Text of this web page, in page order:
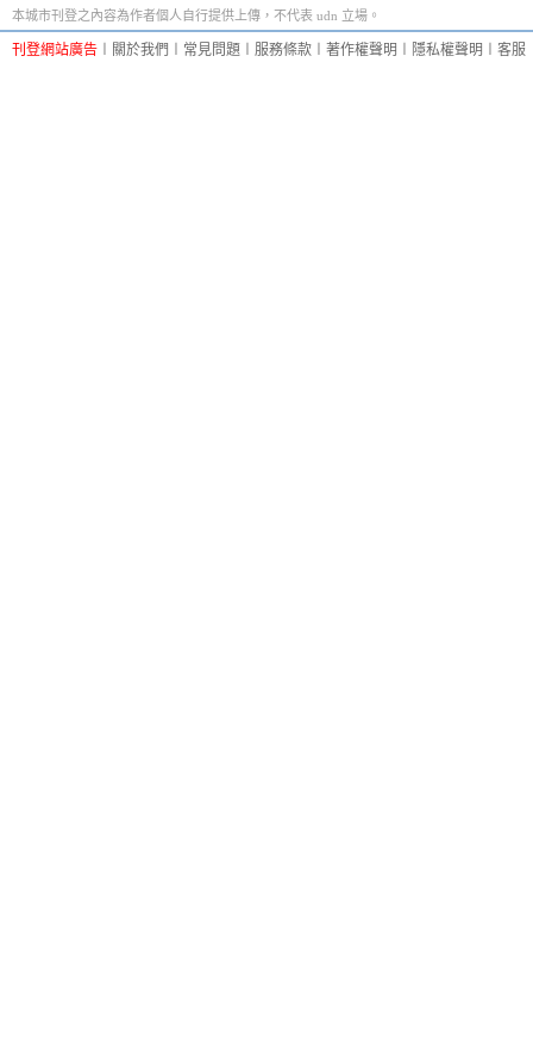
本城市刊登之內容為作者個人自行提供上傳，不代表 udn 立場。
刊登網站廣告 關於我們 常見問題 服務條款 著作權聲明 隱私權聲明 客服